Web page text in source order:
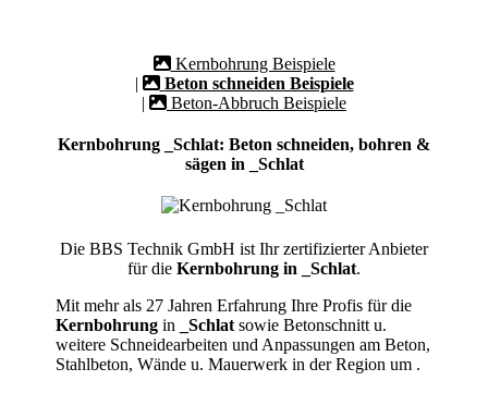
Kernbohrung Beispiele
|
Beton schneiden Beispiele
|
Beton-Abbruch Beispiele
Kernbohrung _Schlat: Beton schneiden, bohren &
sägen in _Schlat
Die BBS Technik GmbH ist Ihr zertifizierter Anbieter
für die Kernbohrung in _Schlat.
Mit mehr als 27 Jahren Erfahrung Ihre Profis für die
Kernbohrung in _Schlat sowie Betonschnitt u.
weitere Schneidearbeiten und Anpassungen am Beton,
Stahlbeton, Wände u. Mauerwerk in der Region um .